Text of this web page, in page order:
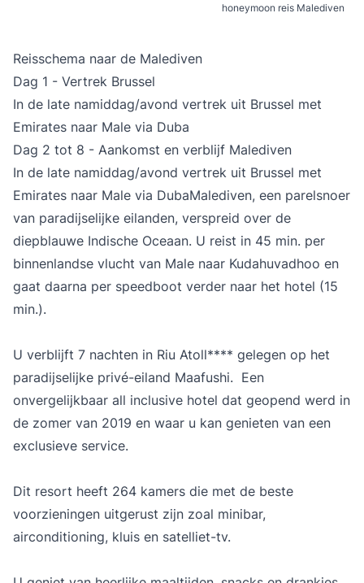
honeymoon reis Malediven
Reisschema naar de Malediven
Dag 1 - Vertrek Brussel
In de late namiddag/avond vertrek uit Brussel met
Emirates naar Male via Duba
Dag 2 tot 8 - Aankomst en verblijf Malediven
In de late namiddag/avond vertrek uit Brussel met
Emirates naar Male via DubaMalediven, een parelsnoer
van paradijselijke eilanden, verspreid over de
diepblauwe Indische Oceaan. U reist in 45 min. per
binnenlandse vlucht van Male naar Kudahuvadhoo en
gaat daarna per speedboot verder naar het hotel (15
min.).
U verblijft 7 nachten in Riu Atoll**** gelegen op het
paradijselijke privé-eiland Maafushi. Een
onvergelijkbaar all inclusive hotel dat geopend werd in
de zomer van 2019 en waar u kan genieten van een
exclusieve service.
Dit resort heeft 264 kamers die met de beste
voorzieningen uitgerust zijn zoal minibar,
airconditioning, kluis en satelliet-tv.